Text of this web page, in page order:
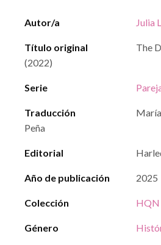
Autor/a Julia
Título original
The
(2022)
Serie
Traducción
Peña
Editorial
Año de publicación 2025
Colección HQN
Género